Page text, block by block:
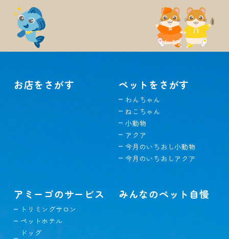
お店をさがす ペットをさがす
わんちゃん
ねこちゃん
小動物
アクア
今月のいちおし小動物
今月のいちおしアクア
アミーゴのサービス
トリミングサロン
ペットホテル
ドッグ
みんなのペット自慢